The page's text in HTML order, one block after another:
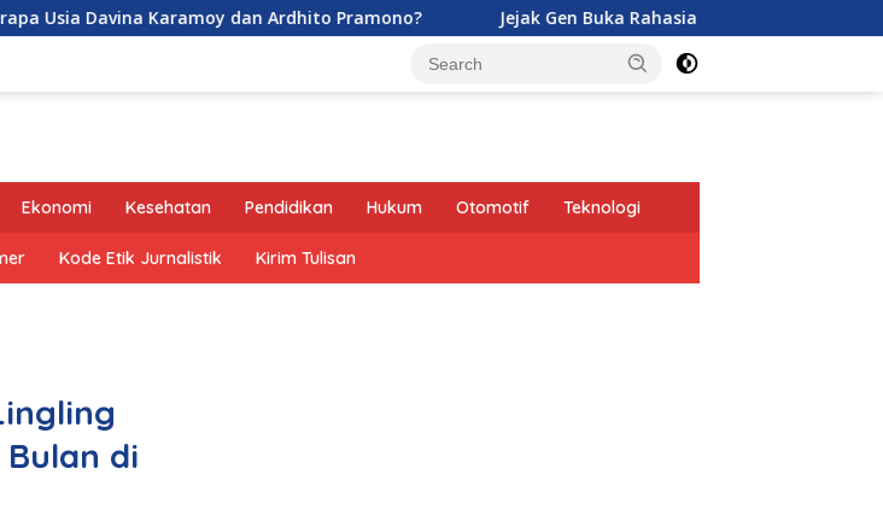
Karamoy dan Ardhito Pramono? Jejak Gen Buka Rahasia Kucing di Eropa oleh Tentara
Ekonomi Kesehatan Pendidikan Hukum Otomotif Teknologi
Kode Etik Jurnalistik Kirim Tulisan
di